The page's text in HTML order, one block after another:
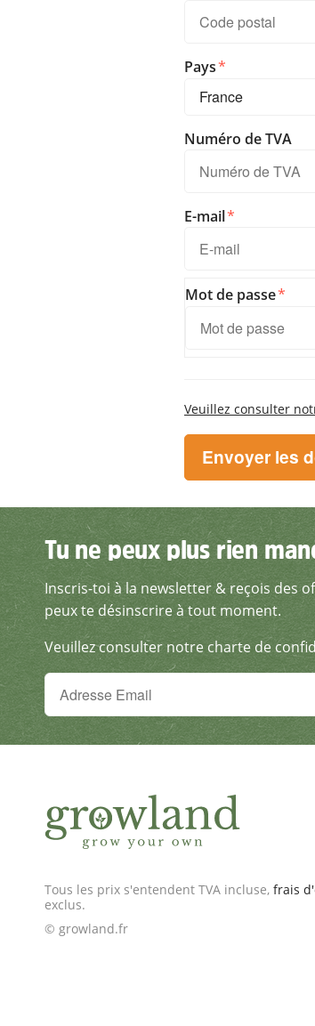
Pays
Numéro de TVA
E-mail
Mot de passe
Veuillez consulter
Tu ne peux plus rien
Inscris-toi à la
Tu ne peux plus rien
Inscris-toi à la newsletter & reçois des
peux te désinscrire à tout moment.
Veuillez consulter notre charte de
Tu ne peux plus rien
Inscris-toi à la newsletter & reçois des
Tous les prix s'entendent TVA incluse, frais
exclus.
© growland.fr